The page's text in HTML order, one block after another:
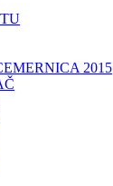
2015